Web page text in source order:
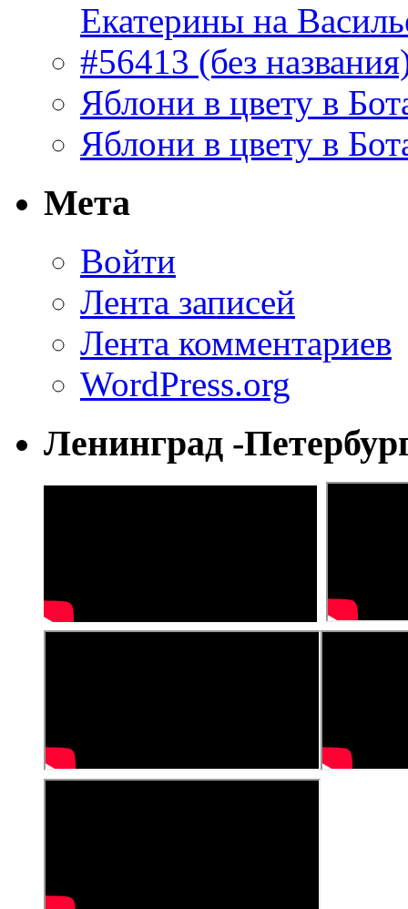
Екатерины на
#56413 (без
Яблони в цвету в
Яблони в цвету в
Мета
Войти
Лента записей
Лента комментариев
WordPress.org
Ленинград -